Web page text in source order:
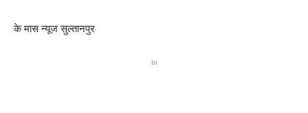
के मास न्यूज सुल्तानपुर
In